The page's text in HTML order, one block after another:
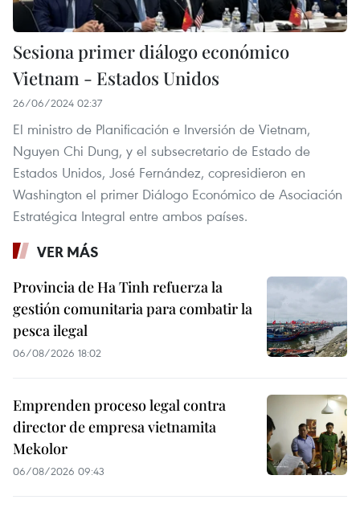
Sesiona primer diálogo económico
Vietnam - Estados Unidos
26/06/2024 02:37
El ministro de Planificación e Inversión de Vietnam,
Nguyen Chi Dung, y el subsecretario de Estado de
Estados Unidos, José Fernández, copresidieron en
Washington el primer Diálogo Económico de Asociación
Estratégica Integral entre ambos países.
VER MÁS
Provincia de Ha Tinh refuerza la
gestión comunitaria para combatir la
pesca ilegal
06/08/2026 18:02
Emprenden proceso legal contra
director de empresa vietnamita
Mekolor
06/08/2026 09:43